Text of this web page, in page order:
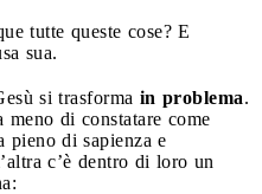
tutte queste cose? E
sua.
si trasforma in problema.
meno di constatare come
pieno di sapienza e
c’è dentro di loro un